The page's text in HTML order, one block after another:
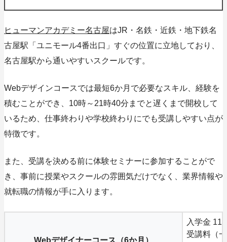
ヒューマンアカデミー名古屋はJR・名鉄・近鉄・地下鉄名
古屋駅「ユニモール4番出口」すぐの位置に立地しており、
名古屋駅から通いやすいスクールです。
Webデザインコースでは最短6か月 で必要なスキル、経験を
積むことができ、 10時～21時40分までと遅くまで開校して
いるため、仕事終わりや学校終わりにでも受講しやすい点が
特徴です。
また、受講を決める前に体験セミナーに参加することがで
き、事前に授業やスクールの雰囲気だけでなく、業界情報や
就転職の情報が手に入ります。
Webデザイナーコース（6か月）
入学金
受講料（